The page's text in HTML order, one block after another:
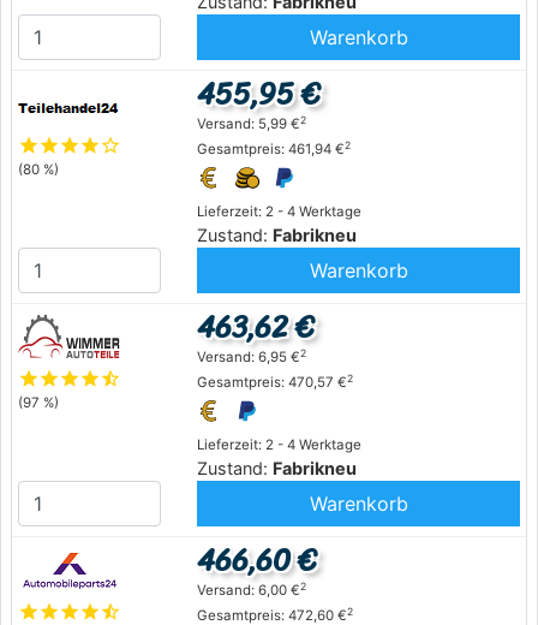
Warenkorb
starstarstarstarstar_outline
(80 %)
Lieferzeit: 2 - 4 Werktage
Zustand: Fabrikneu
455,95 €
Versand: 5,99 €2
Gesamtpreis: 461,94 €2
Warenkorb
starstarstarstarstar_half
(97 %)
Lieferzeit: 2 - 4 Werktage
Zustand: Fabrikneu
463,62 €
Versand: 6,95 €2
Gesamtpreis: 470,57 €2
Warenkorb
starstarstarstarstar_half
466,60 €
Versand: 6,00 €2
Gesamtpreis: 472,60 €2